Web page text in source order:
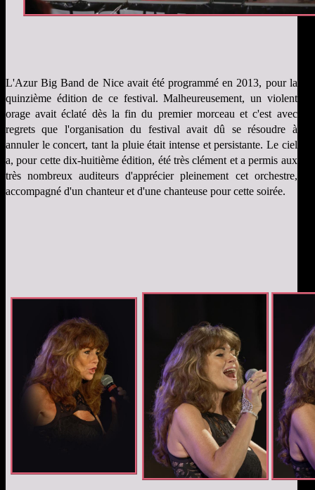
L'Azur Big Band de Nice avait été programmé en 2013, pour la
quinzième édition de ce festival. Malheureusement, un violent
orage avait éclaté dès la fin du premier morceau et c'est avec
regrets que l'organisation du festival avait dû se résoudre à
annuler le concert, tant la pluie était intense et persistante. Le ciel
a, pour cette dix-huitième édition, été très clément et a permis aux
très nombreux auditeurs d'apprécier pleinement cet orchestre,
accompagné d'un chanteur et d'une chanteuse pour cette soirée.